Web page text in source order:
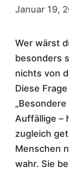
Januar 19,
Wer wärst
besonders
nichts von
Diese
Auffällige –
zugleich
Menschen
wahr. Sie